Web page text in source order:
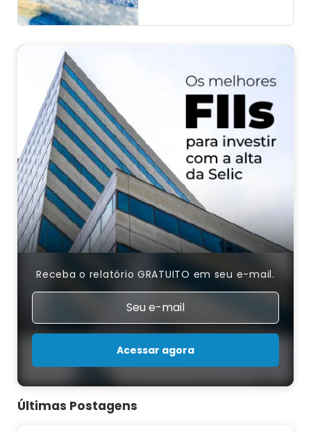
Receba o relatório GRATUITO em seu e-mail.
Acessar agora
Últimas Postagens